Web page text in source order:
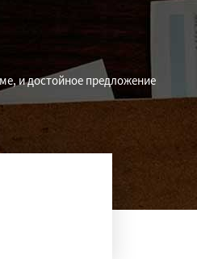
и достойное предложение